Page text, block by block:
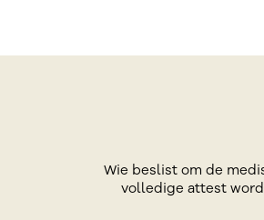
Wie beslist om de
volledige attest